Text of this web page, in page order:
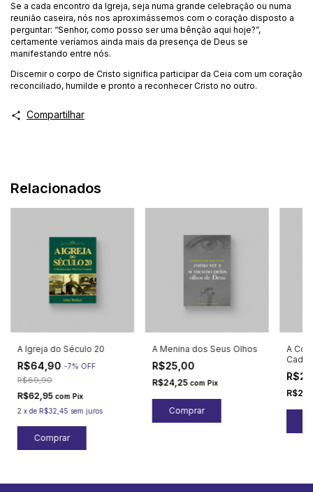
Se a cada encontro da Igreja, seja numa grande celebração ou numa
reunião caseira, nós nos aproximássemos com o coração disposto a
perguntar: “Senhor, como posso ser uma bênção aqui hoje?”,
certamente veríamos ainda mais da presença de Deus se
manifestando entre nós.
Discernir o corpo de Cristo significa participar da Ceia com um coração
reconciliado, humilde e pronto a reconhecer Cristo no outro.
Compartilhar
Relacionados
A Igreja do Século 20
R$64,90 -7% OFF
R$69,90
R$62,95 com Pix
2 xde R$32,45 sem juros
A Menina dos Seus Olhos
R$25,00
R$24,25 com Pix
A
Cada